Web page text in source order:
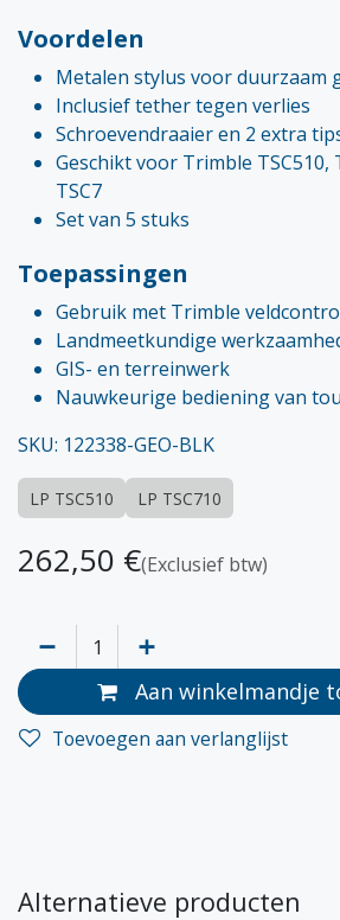
Voordelen
Metalen stylus voor duurzaam
Inclusief tether tegen verlies
Schroevendraaier en 2 extra
Geschikt voor Trimble TSC510,
TSC7
Set van 5 stuks
Toepassingen
Gebruik met Trimble
Landmeetkundige
GIS- en terreinwerk
Nauwkeurige bediening van
SKU: 122338-GEO-BLK
LP TSC510 LP TSC710
262,50 €(Exclusief btw)
Aan winkelmandje
Toevoegen aan verlanglijst
Alternatieve producten